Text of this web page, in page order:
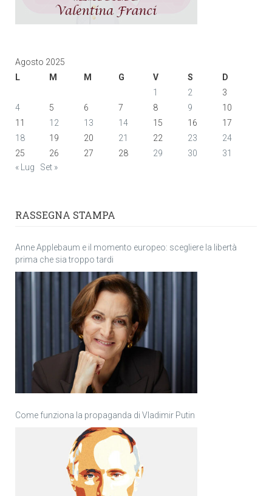
Agosto 2025
L
M M G V S
D
1
2
3
4
5 6 7 8 9
10
11
12 13 14 15 16
17
18
19 20 21 22 23
24
25
26 27 28 29 30
31
« Lug
Set »
RASSEGNA STAMPA
Anne Applebaum e il momento europeo: scegliere la libertà
prima che sia troppo tardi
Come funziona la propaganda di Vladimir Putin